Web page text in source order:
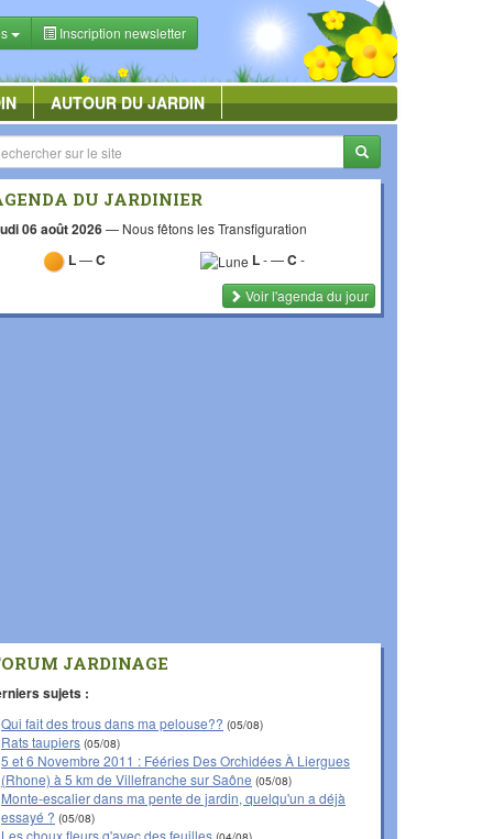
Inscription newsletter
AUTOUR DU JARDIN
DU JARDINIER
06 août 2026— Nous fêtons les Transfiguration
L—C L-—C-
Voir l'agenda du jour
JARDINAGE
sujets :
Qui fait des trous dans ma pelouse?? (05/08)
Rats taupiers (05/08)
5 et 6 Novembre 2011 : Fééries Des Orchidées À Liergues
(Rhone) à 5 km de Villefranche sur Saône (05/08)
Monte-escalier dans ma pente de jardin, quelqu'un a déjà
essayé ? (05/08)
Les choux fleurs q'avec des feuilles